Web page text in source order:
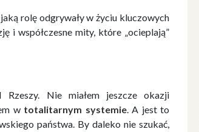
rolę odgrywały w życiu kluczowych
i współczesne mity, które „ocieplają”
Nie miałem jeszcze okazji
w totalitarnym systemie. A jest to
państwa. By daleko nie szukać,